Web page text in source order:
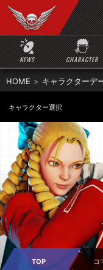
NEWS CHARACTER
HOME キャラクターデ
TOP コ
キャラクター選択